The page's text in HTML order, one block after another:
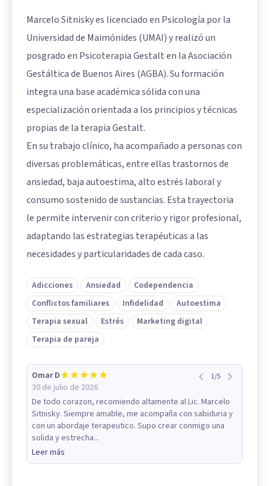
Marcelo Sitnisky es licenciado en Psicología por la
Universidad de Maimónides (UMAI) y realizó un
posgrado en Psicoterapia Gestalt en la Asociación
Gestáltica de Buenos Aires (AGBA). Su formación
integra una base académica sólida con una
especialización orientada a los principios y técnicas
propias de la terapia Gestalt.
En su trabajo clínico, ha acompañado a personas con
diversas problemáticas, entre ellas trastornos de
ansiedad, baja autoestima, alto estrés laboral y
consumo sostenido de sustancias. Esta trayectoria
le permite intervenir con criterio y rigor profesional,
adaptando las estrategias terapéuticas a las
necesidades y particularidades de cada caso.
Adicciones Ansiedad
Codependencia
Conflictos familiares
Infidelidad
Autoestima
Terapia sexual
Estrés
Marketing digital
Terapia de pareja
Omar D
30 de julio de 2026
1/5
De todo corazon, recomiendo altamente al Lic. Marcelo
Sitnisky. Siempre amable, me acompaña con sabiduria y
con un abordaje terapeutico. Supo crear conmigo una
solida y estrecha...
Leer más